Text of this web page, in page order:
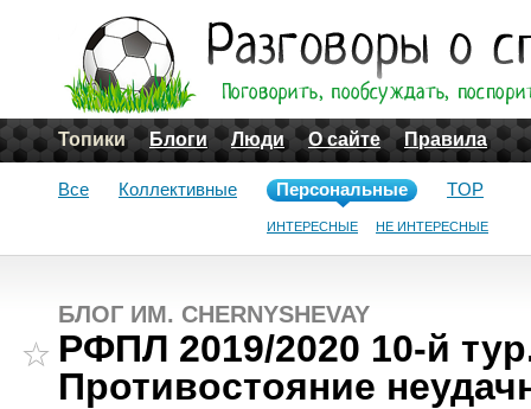
Топики Блоги Люди О сайте Правила
Все Коллективные Персональные
ИНТЕРЕСНЫЕ НЕ ИНТЕРЕСНЫЕ
TOP
БЛОГ ИМ. CHERNYSHEVAY
РФПЛ 2019/2020 10-й
Противостояние